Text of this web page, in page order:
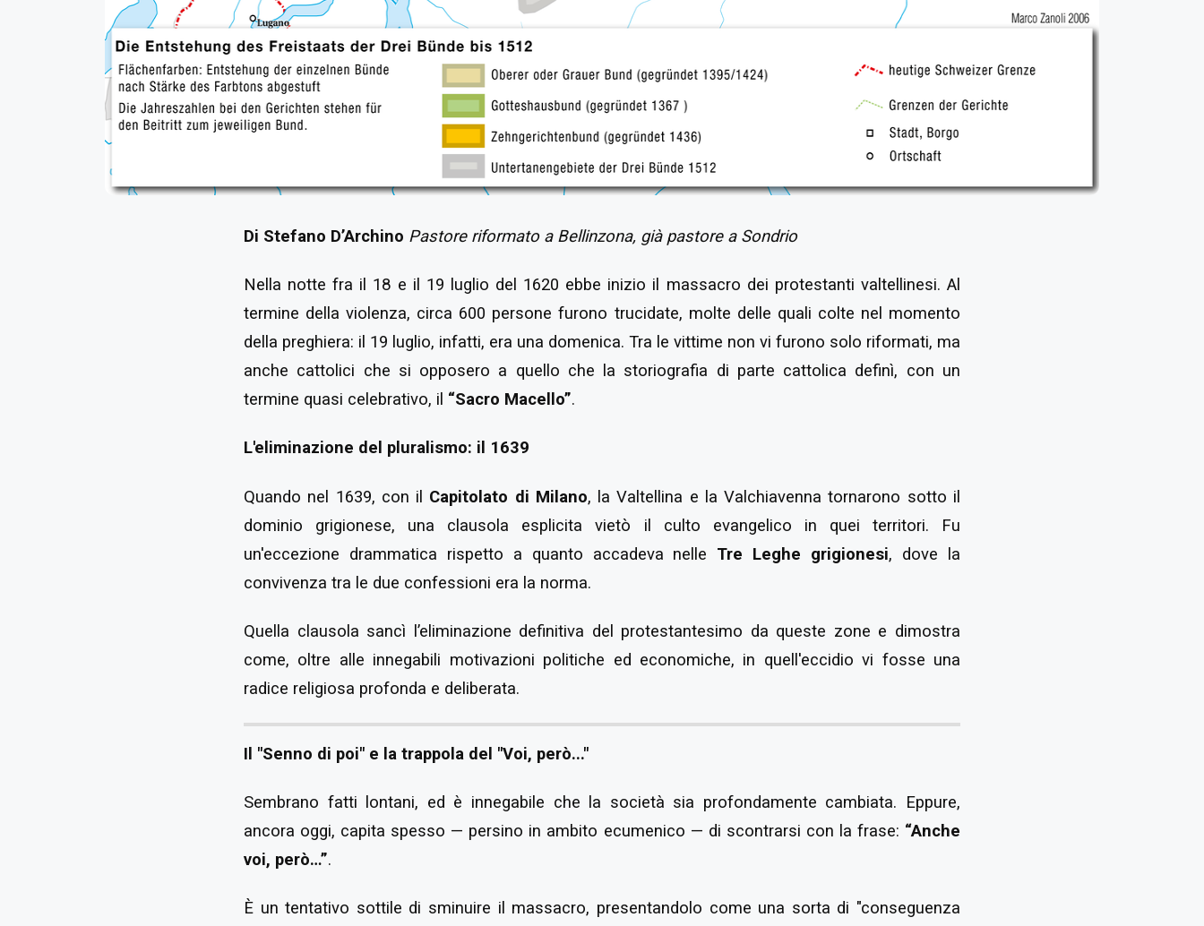
Di Stefano D’Archino Pastore riformato a Bellinzona, già pastore a Sondrio
Nella notte fra il 18 e il 19 luglio del 1620 ebbe inizio il massacro dei protestanti valtellinesi. Al
termine della violenza, circa 600 persone furono trucidate, molte delle quali colte nel momento
della preghiera: il 19 luglio, infatti, era una domenica. Tra le vittime non vi furono solo riformati, ma
anche cattolici che si opposero a quello che la storiografia di parte cattolica definì, con un
termine quasi celebrativo, il “Sacro Macello”.
L'eliminazione del pluralismo: il 1639
Quando nel 1639, con il Capitolato di Milano, la Valtellina e la Valchiavenna tornarono sotto il
dominio grigionese, una clausola esplicita vietò il culto evangelico in quei territori. Fu
un'eccezione drammatica rispetto a quanto accadeva nelle Tre Leghe grigionesi, dove la
convivenza tra le due confessioni era la norma.
Quella clausola sancì l’eliminazione definitiva del protestantesimo da queste zone e dimostra
come, oltre alle innegabili motivazioni politiche ed economiche, in quell'eccidio vi fosse una
radice religiosa profonda e deliberata.
Il "Senno di poi" e la trappola del "Voi, però..."
Sembrano fatti lontani, ed è innegabile che la società sia profondamente cambiata. Eppure,
ancora oggi, capita spesso — persino in ambito ecumenico — di scontrarsi con la frase: “Anche
voi, però…”.
È un tentativo sottile di sminuire il massacro, presentandolo come una sorta di "conseguenza